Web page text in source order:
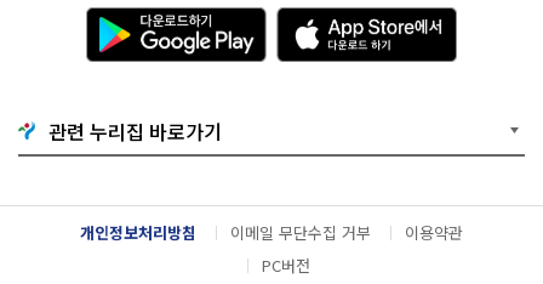
다
운
로
기
G
o
g
l
e
A
p
p
e
서
다
운
관련 누리집 바로가기
개인정보처리방침 이메일 무단수집 거부
이용약관
PC버전